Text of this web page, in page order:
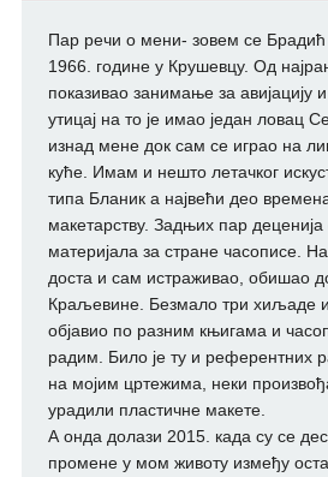
Пар речи о мени- зовем се
1966. године у Крушевцу. Од
показивао занимање за авијацију и
утицај на то је имао један ловац
изнад мене док сам се играо на
куће. Имам и нешто летачког
типа Бланик а највећи део
макетарству. Задњих пар
материјала за стране часописе.
доста и сам истраживао, обишао
Краљевине. Безмало три хиљаде
објавио по разним књигама и
радим. Било је ту и референтних
на мојим цртежима, неки
урадили пластичне макете.
А онда долази 2015. када су се
промене у мом животу између